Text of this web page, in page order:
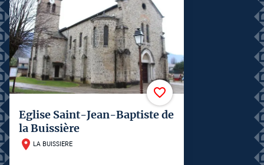
Eglise Saint-Jean-Baptiste de
la Buissière
LA BUISSIERE